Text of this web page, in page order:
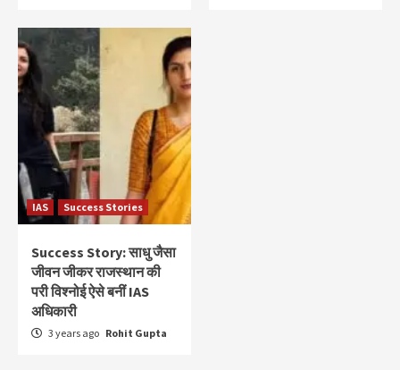
IAS Success Stories
Success Story: साधु जैसा
जीवन जीकर राजस्थान की
परी विश्नोई ऐसे बनीं IAS
अधिकारी
3 years ago Rohit Gupta